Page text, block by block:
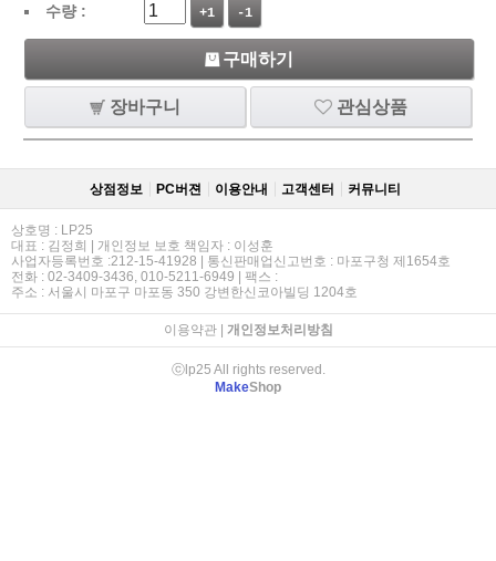
수량 :
+1 -1
구매하기
장바구니 관심상품
상점정보 PC버젼 이용안내 고객센터 커뮤니티
상호명 : LP25
대표 : 김정희 | 개인정보 보호 책임자 : 이성훈
사업자등록번호 :212-15-41928 | 통신판매업신고번호 : 마포구청 제1654호
전화 : 02-3409-3436, 010-5211-6949 | 팩스 :
주소 : 서울시 마포구 마포동 350 강변한신코아빌딩 1204호
이용약관| 개인정보처리방침
ⓒlp25 All rights reserved.
MakeShop